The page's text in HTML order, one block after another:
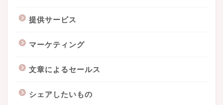
提供サービス
マーケティング
文章によるセールス
シェアしたいもの